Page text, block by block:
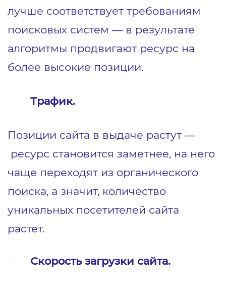
лучше соответствует требованиям
поисковых систем — в результате
алгоритмы продвигают ресурс на
более высокие позиции.
Трафик.
Позиции сайта в выдаче растут —
ресурс становится заметнее, на него
чаще переходят из органического
поиска, а значит, количество
уникальных посетителей сайта
растет.
Скорость загрузки сайта.